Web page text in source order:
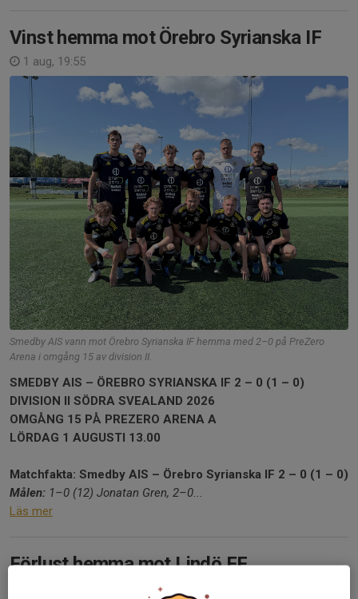
Vinst hemma mot Örebro Syrianska IF
1 aug, 19:55
Smedby AIS vann mot Örebro Syrianska IF hemma med 2–0 på PreZero
Arena i omgång 15 av division II.
SMEDBY AIS – ÖREBRO SYRIANSKA IF 2 – 0 (1 – 0)
DIVISION II SÖDRA SVEALAND 2026
OMGÅNG 15 PÅ PREZERO ARENA A
LÖRDAG 1 AUGUSTI 13.00
Matchfakta: Smedby AIS – Örebro Syrianska IF 2 – 0 (1 – 0)
Målen: 1–0 (12) Jonatan Gren, 2–0...
Läs mer
Förlust hemma mot Lindö FF